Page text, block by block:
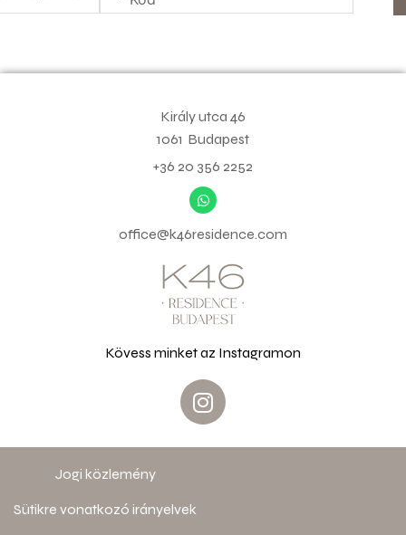
Király utca 46
1061 Budapest
+36 20 356 2252
office@k46residence.com
Kövess minket az Instagramon
Jogi közlemény
Sütikre vonatkozó irányelvek